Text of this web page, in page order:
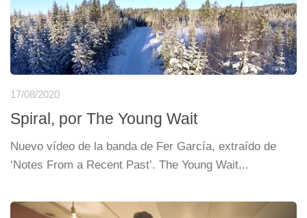
17/08/2020
Spiral, por The Young Wait
Nuevo vídeo de la banda de Fer García, extraído de
‘Notes From a Recent Past’. The Young Wait...